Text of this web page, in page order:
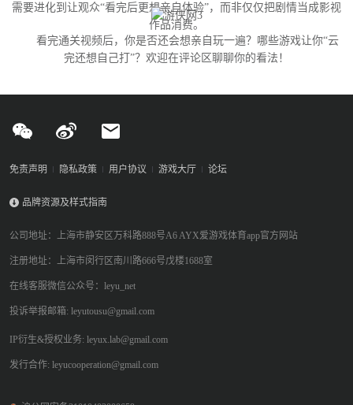
需要进化到让观众“看完后更想亲自体验”，而非仅仅把剧情当成影视
作品消费。
看完通关视频后，你是否还会想亲自玩一遍？哪些游戏让你“云
完还想自己打”？欢迎在评论区聊聊你的看法！
免责声明 隐私政策 用户协议 游戏大厅 论坛
品牌资源及样式指南
公司地址：上海市静安区万科路888号A6 AYX爱游戏体育app官方网站
注册地址：上海市闵行区南川路666号戊楼1688室
在线客服微信公众号：leyu_net
投诉举报邮箱: leyutousu@gmail.com
IP衍生&授权业务: leyux.lab@gmail.com
发行合作: leyucooperation@gmail.com